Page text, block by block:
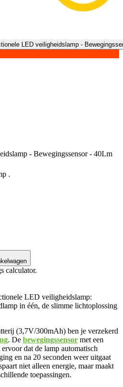
LED veiligheidslamp -
- Bewegingssensor - 40Lm
.
calculator.
LED veiligheidslamp:
in één, de slimme lichtoplossing
(3,7V/300mAh) ben je verzekerd
. De bewegingssensor met een
dat de lamp automatisch
en na 20 seconden weer uitgaat
niet alleen energie, maar maakt
toepassingen.